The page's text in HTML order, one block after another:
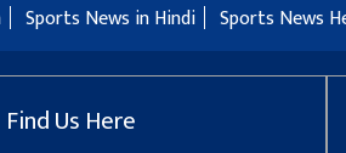
Sports News in Hindi Sports News
Find Us Here